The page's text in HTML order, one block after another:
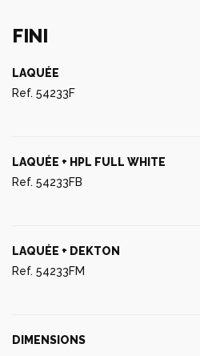
FINI
LAQUÉE
Ref. 54233F
LAQUÉE + HPL FULL WHITE
Ref. 54233FB
LAQUÉE + DEKTON
Ref. 54233FM
DIMENSIONS